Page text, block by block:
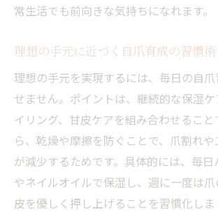
常生活でも前向きな気持ちになれます。
理想の手元に近づく自爪育成の習慣術
理想の手元を実現するには、毎日の自
せません。ポイントは、継続的な保湿
イリング、甘皮ケアを組み合わせること
ら、乾燥や摩擦を防ぐことで、爪割れ
が減少するためです。具体的には、毎
やネイルオイルで保湿し、週に一度は
皮を優しく押し上げることを習慣化し